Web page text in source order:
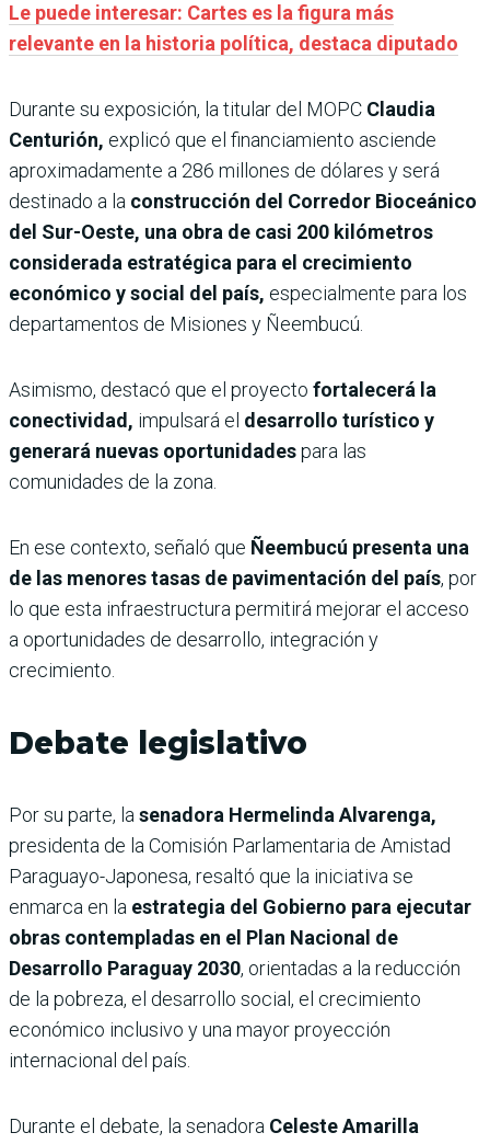
Le puede interesar: Cartes es la figura más
relevante en la historia política, destaca diputado
Durante su exposición, la titular del MOPC Claudia
Centurión, explicó que el financiamiento asciende
aproximadamente a 286 millones de dólares y será
destinado a la construcción del Corredor Bioceánico
del Sur-Oeste, una obra de casi 200 kilómetros
considerada estratégica para el crecimiento
económico y social del país, especialmente para los
departamentos de Misiones y Ñeembucú.
Asimismo, destacó que el proyecto fortalecerá la
conectividad, impulsará el desarrollo turístico y
generará nuevas oportunidadespara las
comunidades de la zona.
En ese contexto, señaló que Ñeembucú presenta una
de las menores tasas de pavimentación del país, por
lo que esta infraestructura permitirá mejorar el acceso
a oportunidades de desarrollo, integración y
crecimiento.
Debate legislativo
Por su parte, lasenadora Hermelinda Alvarenga,
presidenta de la Comisión Parlamentaria de Amistad
Paraguayo-Japonesa, resaltó que la iniciativa se
enmarca en la estrategia del Gobierno para ejecutar
obras contempladas en el Plan Nacional de
Desarrollo Paraguay 2030, orientadas a la reducción
de la pobreza, el desarrollo social, el crecimiento
económico inclusivo y una mayor proyección
internacional del país.
Durante el debate, la senadora Celeste Amarilla